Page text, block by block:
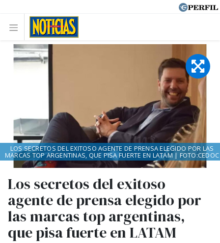
Los secretos del exitoso
agente de prensa elegido por
las marcas top argentinas,
que pisa fuerte en LATAM
LOS SECRETOS DEL EXITOSO AGENTE DE PRENSA ELEGIDO POR LAS
MARCAS TOP ARGENTINAS, QUE PISA FUERTE EN LATAM | FOTO:CEDOC